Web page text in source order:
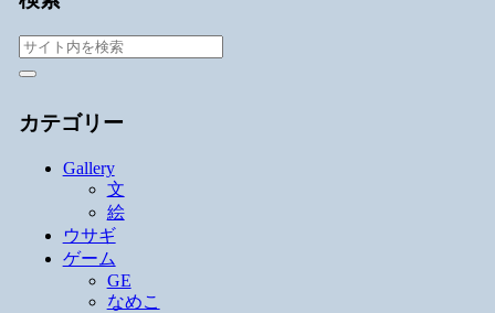
カテゴリー
Gallery
文
絵
ウサギ
ゲーム
GE
なめこ